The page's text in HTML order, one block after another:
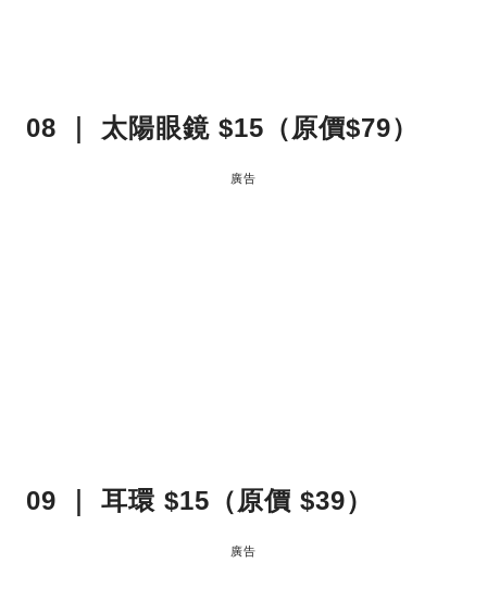
08 ｜ 太陽眼鏡 $15（原價$79）
廣告
09 ｜ 耳環 $15（原價 $39）
廣告